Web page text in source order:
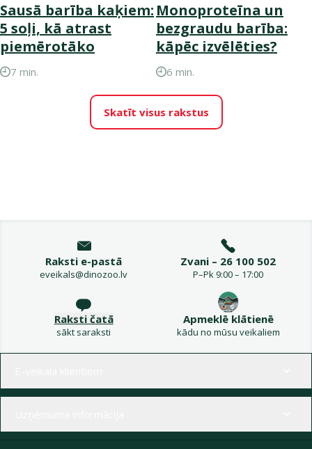
Sausā barība kaķiem:
5 soļi, kā atrast
piemērotāko
7 min.
Monoproteīna un
bezgraudu barība:
kāpēc izvēlēties?
6 min.
Skatīt visus rakstus
Raksti e-pastā
eveikals@dinozoo.lv
Zvani – 26 100 502
P–Pk 9:00 – 17:00
Raksti čatā
sākt saraksti
Apmeklē klātienē
kādu no mūsu veikaliem